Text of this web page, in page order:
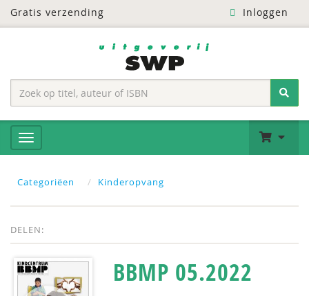
Gratis verzending Inloggen
Categoriëen Kinderopvang
DELEN:
BBMP 05.2022